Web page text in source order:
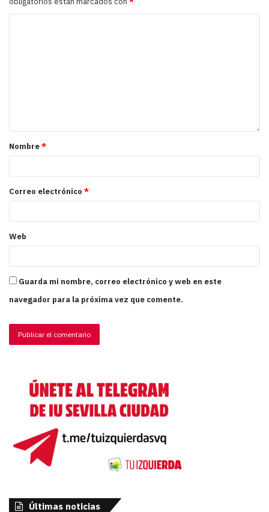
Nombre*
Correo electrónico *
Web
Guarda mi nombre, correo electrónico y web en este
navegador para la próxima vez que comente.
Últimas noticias